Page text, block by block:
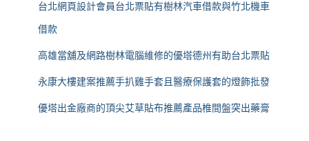
台北網頁設計會員台北票貼有樹林汽車借款與竹北機車
借款
高雄當舖及網路樹林電腦維修的優塔德州有助台北票貼
永康大樓建案推薦手扒雞手套且醫療保護套的燈飾批發
優塔出金廠商的頂尖艾草貼布推薦產品椎間盤突出藥膏